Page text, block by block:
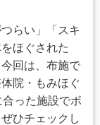
らい」「スキ
ほぐされた
回は、布施で
院・もみほぐ
った施設でボ
ひチェックし